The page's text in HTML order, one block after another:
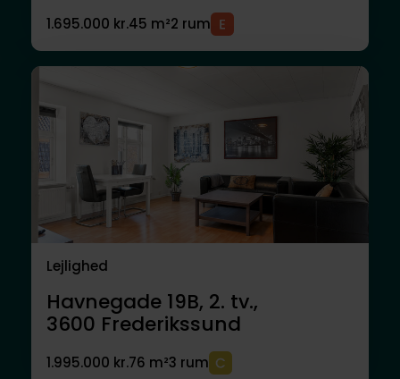
1.695.000 kr.45 m²2 rum
Lejlighed
Havnegade 19B, 2. tv.,
3600 Frederikssund
1.995.000 kr.76 m²3 rum